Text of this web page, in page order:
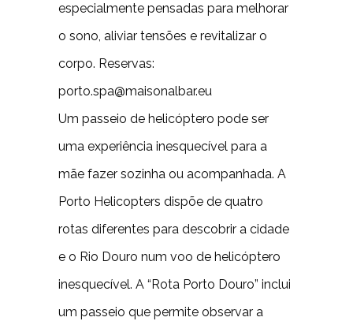
especialmente pensadas para melhorar
o sono, aliviar tensões e revitalizar o
corpo. Reservas:
porto.spa@maisonalbar.eu
Um passeio de helicóptero pode ser
uma experiência inesquecível para a
mãe fazer sozinha ou acompanhada. A
Porto Helicopters dispõe de quatro
rotas diferentes para descobrir a cidade
e o Rio Douro num voo de helicóptero
inesquecível. A “Rota Porto Douro” inclui
um passeio que permite observar a